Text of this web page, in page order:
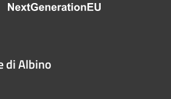
di Albino